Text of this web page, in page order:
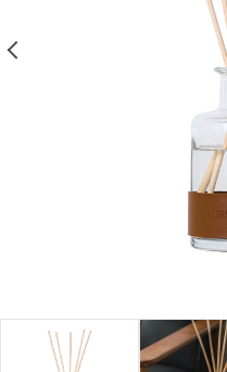
前の画像を表示する